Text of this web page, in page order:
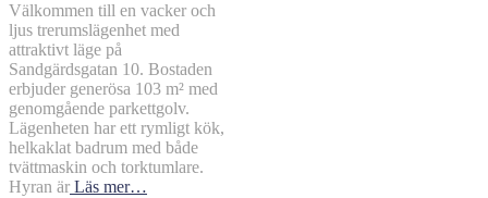
Välkommen till en vacker och
ljus trerumslägenhet med
attraktivt läge på
Sandgärdsgatan 10. Bostaden
erbjuder generösa 103 m² med
genomgående parkettgolv.
Lägenheten har ett rymligt kök,
helkaklat badrum med både
tvättmaskin och torktumlare.
Hyran är Läs mer…